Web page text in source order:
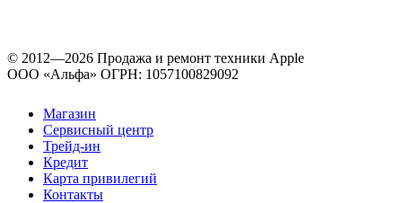
© 2012—2026 Продажа и ремонт техники Apple
ООО «Альфа» ОГРН: 1057100829092
Магазин
Сервисный центр
Трейд-ин
Кредит
Карта привилегий
Контакты